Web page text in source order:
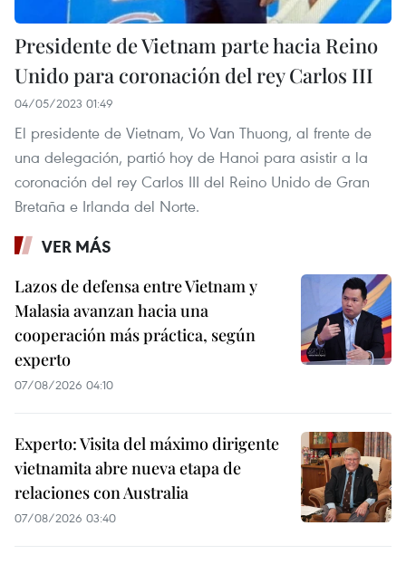
Presidente de Vietnam parte hacia Reino
Unido para coronación del rey Carlos III
04/05/2023 01:49
El presidente de Vietnam, Vo Van Thuong, al frente de
una delegación, partió hoy de Hanoi para asistir a la
coronación del rey Carlos III del Reino Unido de Gran
Bretaña e Irlanda del Norte.
VER MÁS
Lazos de defensa entre Vietnam y
Malasia avanzan hacia una
cooperación más práctica, según
experto
07/08/2026 04:10
Experto: Visita del máximo dirigente
vietnamita abre nueva etapa de
relaciones con Australia
07/08/2026 03:40